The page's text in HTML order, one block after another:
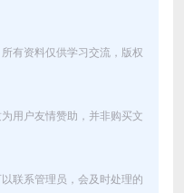
有资料仅供学习交流，版权
用户友情赞助，并非购买文
联系管理员，会及时处理的